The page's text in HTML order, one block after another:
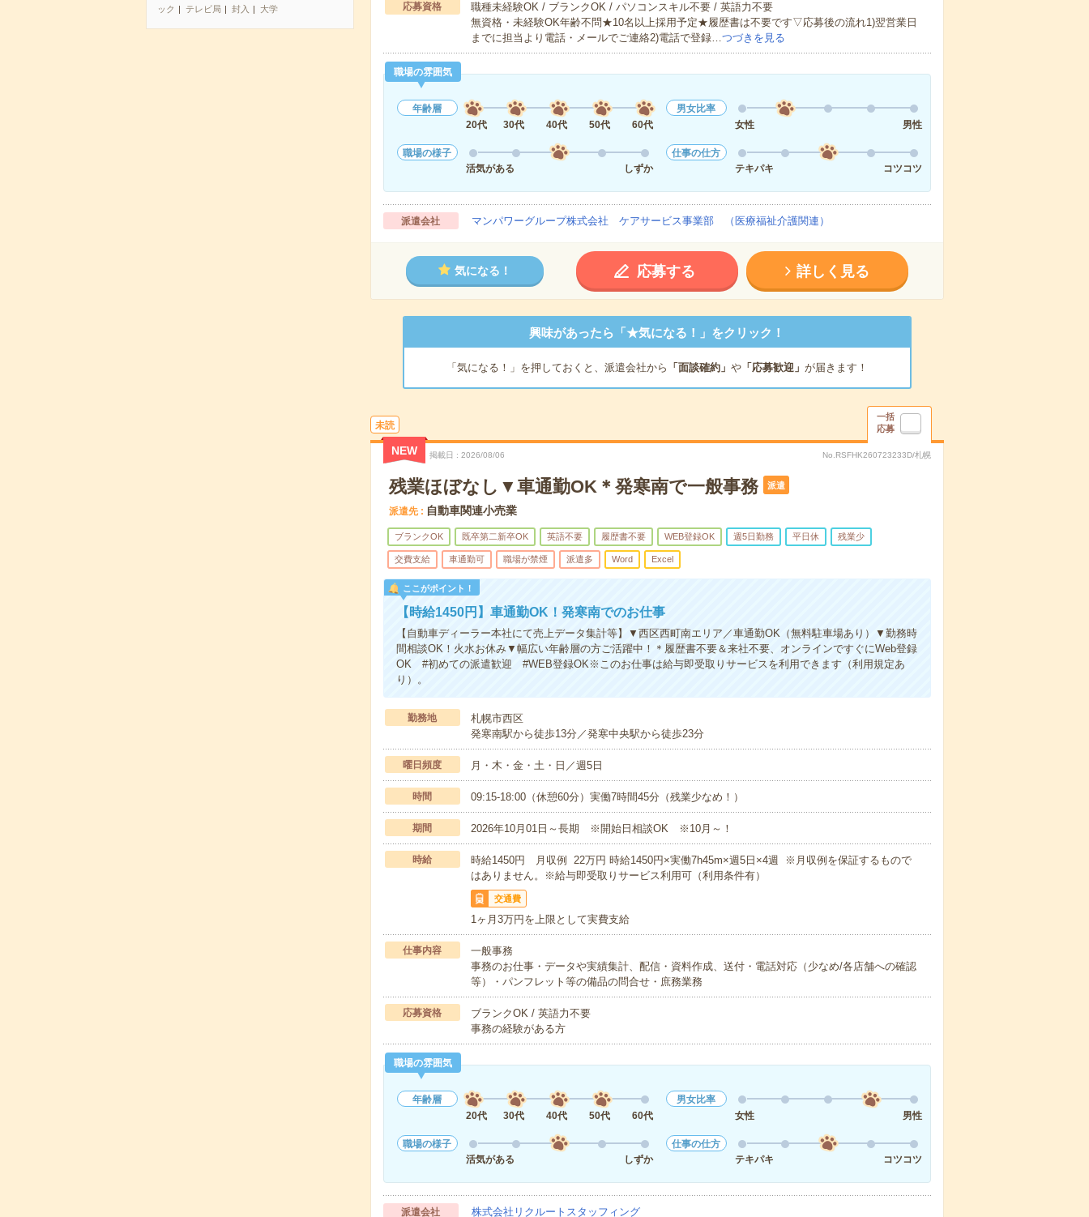
ック
テレビ局 封入 大学 応募資格
職種未経験OK / ブランクOK / パソコンスキル不要 / 英語力不要
無資格・未経験OK年齢不問★10名以上採用予定★履歴書は不要です▽応募後の流れ1)翌営業日
までに担当より電話・メールでご連絡2)電話で登録…つづきを見る
職場の雰囲気
年齢層
20代
30代 40代 50代 60代
男女比率
女性
男性
職場の様子
活気がある
しずか
仕事の仕方
テキパキ
コツコツ
派遣会社 マンパワーグループ株式会社 ケアサービス事業部 （医療福祉介護関連）
気になる！ 応募する 詳しく見る
興味があったら「★気になる！」をクリック！
「気になる！」を押しておくと、派遣会社から 「面談確約」 や「応募歓迎」 が届きます！
未読
一括
応募
NEW 掲載日 2026/08/06 No.RSFHK260723233D/札幌
残業ほぼなし▼車通勤OK＊発寒南で一般事務 派遣
派遣先 自動車関連小売業
ブランクOK 既卒第二新卒OK 英語不要 履歴書不要 WEB登録OK 週5日勤務 平日休 残業少
交費支給 車通勤可 職場が禁煙 派遣多 Word Excel
ここがポイント！
【時給1450円】車通勤OK！発寒南でのお仕事
【自動車ディーラー本社にて売上データ集計等】▼西区西町南エリア／車通勤OK（無料駐車場あり）▼勤務時
間相談OK！火水お休み▼幅広い年齢層の方ご活躍中！＊履歴書不要＆来社不要、オンラインですぐにWeb登録
OK #初めての派遣歓迎 #WEB登録OK※このお仕事は給与即受取りサービスを利用できます（利用規定あ
り）。
勤務地
札幌市西区
発寒南駅から徒歩13分／発寒中央駅から徒歩23分
曜日頻度 月・木・金・土・日／週5日
時間 09:15-18:00（休憩60分）実働7時間45分（残業少なめ！）
期間 2026年10月01日～長期 ※開始日相談OK ※10月～！
時給
時給1450円 月収例 22万円 時給1450円×実働7h45m×週5日×4週 ※月収例を保証するもので
はありません。※給与即受取りサービス利用可（利用条件有）
交通費
1ヶ月3万円を上限として実費支給
仕事内容
一般事務
事務のお仕事・データや実績集計、配信・資料作成、送付・電話対応（少なめ/各店舗への確認
等）・パンフレット等の備品の問合せ・庶務業務
応募資格
ブランクOK / 英語力不要
事務の経験がある方
職場の雰囲気
年齢層
20代
30代 40代 50代 60代
男女比率
女性
男性
職場の様子
活気がある
しずか
仕事の仕方
テキパキ
コツコツ
派遣会社 株式会社リクルートスタッフィング